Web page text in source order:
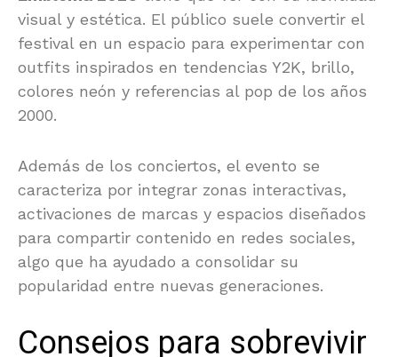
visual y estética. El público suele convertir el
festival en un espacio para experimentar con
outfits inspirados en tendencias Y2K, brillo,
colores neón y referencias al pop de los años
2000.
Además de los conciertos, el evento se
caracteriza por integrar zonas interactivas,
activaciones de marcas y espacios diseñados
para compartir contenido en redes sociales,
algo que ha ayudado a consolidar su
popularidad entre nuevas generaciones.
Consejos para sobrevivir